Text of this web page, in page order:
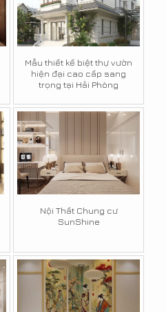
Mẫu thiết kế biệt thự vườn
hiện đại cao cấp sang
trọng tại Hải Phòng
Nội Thất Chung cư
SunShine